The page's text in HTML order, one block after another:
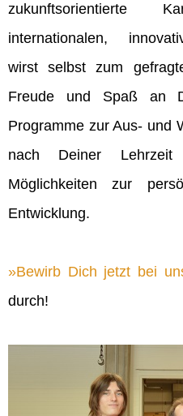
zukunftsorientierte
internationalen,
wirst selbst zum
Freude und Spaß an
Programme zur Aus- und
nach Deiner
Möglichkeiten zur
Entwicklung.
Bewirb Dich jetzt bei
durch!